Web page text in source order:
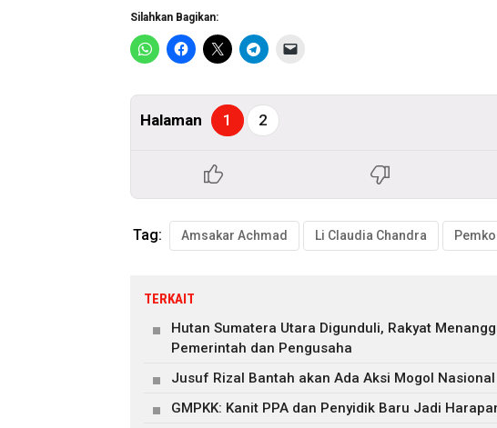
Silahkan Bagikan:
Halaman 1 2
Tag: Amsakar Achmad Li Claudia Chandra
TERKAIT
Hutan Sumatera Utara Digunduli, Rakyat
Pemerintah dan Pengusaha
Jusuf Rizal Bantah akan Ada Aksi Mogol Nasional
GMPKK: Kanit PPA dan Penyidik Baru Jadi